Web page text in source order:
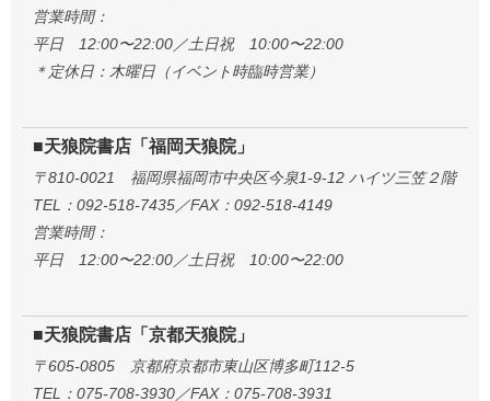
営業時間：
平日 12:00〜22:00／土日祝 10:00〜22:00
＊定休日：木曜日（イベント時臨時営業）
■天狼院書店「福岡天狼院」
〒810-0021 福岡県福岡市中央区今泉1-9-12 ハイツ三笠２階
TEL：092-518-7435／FAX：092-518-4149
営業時間：
平日 12:00〜22:00／土日祝 10:00〜22:00
■天狼院書店「京都天狼院」
〒605-0805 京都府京都市東山区博多町112-5
TEL：075-708-3930／FAX：075-708-3931